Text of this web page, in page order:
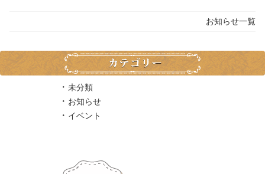
お知らせ一覧
未分類
お知らせ
イベント